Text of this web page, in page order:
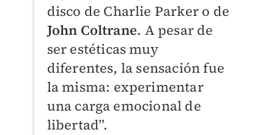
disco de Charlie Parker o de
John Coltrane. A pesar de
ser estéticas muy
diferentes, la sensación fue
la misma: experimentar
una carga emocional de
libertad”.